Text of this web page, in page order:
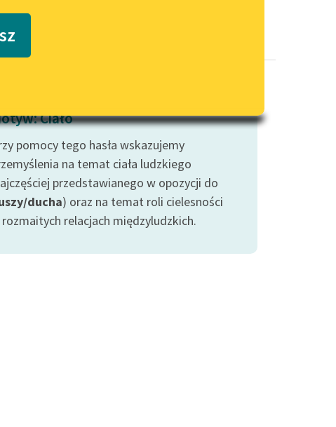
PDF
wrażliwych
Deklaracja dostępności
Ciało
pomocy tego hasła wskazujemy
na temat ciała ludzkiego
przedstawianego w opozycji do
ducha) oraz na temat roli cielesności
relacjach międzyludzkich.